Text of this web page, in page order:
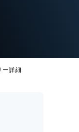
ー詳細